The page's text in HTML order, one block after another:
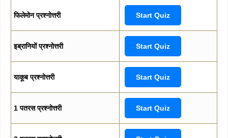
फिलेमोन प्रश्नोत्तरी Start Quiz
इब्रानियों प्रश्नोत्तरी Start Quiz
याकूब प्रश्नोत्तरी Start Quiz
1 पतरस प्रश्नोत्तरी Start Quiz